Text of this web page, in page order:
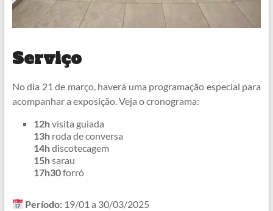
Serviço
No dia 21 de março, haverá uma programação especial para
acompanhar a exposição. Veja o cronograma:
12hvisita guiada
13hroda de conversa
14hdiscotecagem
15hsarau
17h30forró
Período:19/01 a 30/03/2025